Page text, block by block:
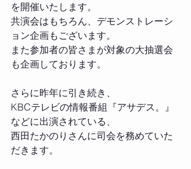
を開催いたします。
共演会はもちろん、デモンストレーシ
ョン企画もございます。
また参加者の皆さまが対象の大抽選会
も企画しております。
さらに昨年に引き続き、
KBCテレビの情報番組『アサデス。』
などに出演されている、
西田たかのりさんに司会を務めていた
だきます。